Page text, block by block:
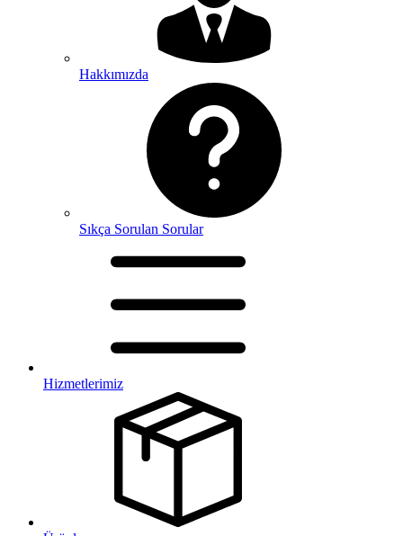
Hakkımızda
Sıkça Sorulan Sorular
Hizmetlerimiz